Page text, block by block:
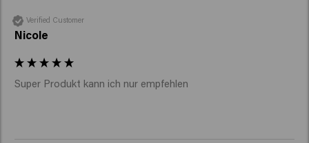
Verified Customer
Nicole
Super Produkt kann ich nur empfehlen